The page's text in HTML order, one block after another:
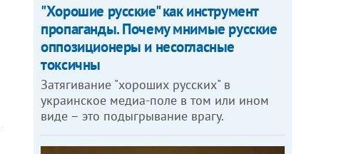
"Хорошие русские" как инструмент
пропаганды. Почему мнимые русские
оппозиционеры и несогласные
токсичны
Затягивание "хороших русских" в
украинское медиа-поле в том или ином
виде – это подыгрывание врагу.